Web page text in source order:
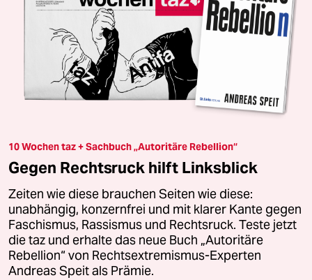
10 Wochen taz + Sachbuch „Autoritäre Rebellion“
Gegen Rechtsruck hilft Linksblick
Zeiten wie diese brauchen Seiten wie diese:
unabhängig, konzernfrei und mit klarer Kante gegen
Faschismus, Rassismus und Rechtsruck. Teste jetzt
die taz und erhalte das neue Buch „Autoritäre
Rebellion“ von Rechtsextremismus-Experten
Andreas Speit als Prämie.